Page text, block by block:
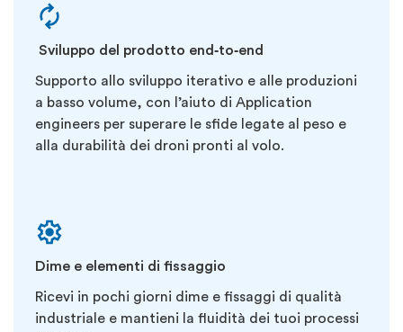
Sviluppo del prodotto end‑to‑end
Supporto allo sviluppo iterativo e alle produzioni
a basso volume, con l’aiuto di Application
engineers per superare le sfide legate al peso e
alla durabilità dei droni pronti al volo.
Dime e elementi di fissaggio
Ricevi in pochi giorni dime e fissaggi di qualità
industriale e mantieni la fluidità dei tuoi processi